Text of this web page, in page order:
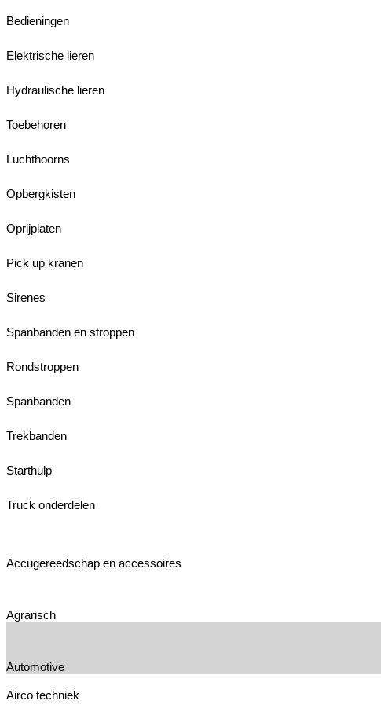
Bedieningen
Elektrische lieren
Hydraulische lieren
Toebehoren
Luchthoorns
Opbergkisten
Oprijplaten
Pick up kranen
Sirenes
Spanbanden en stroppen
Rondstroppen
Spanbanden
Trekbanden
Starthulp
Truck onderdelen
Accugereedschap en accessoires
Agrarisch
Automotive
Airco techniek